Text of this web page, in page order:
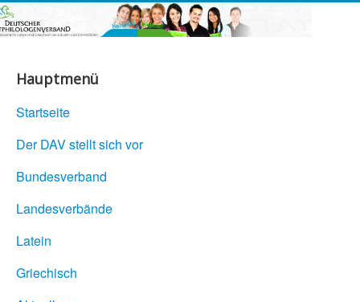
Hauptmenü
Startseite
Der DAV stellt sich vor
Bundesverband
Landesverbände
Latein
Griechisch